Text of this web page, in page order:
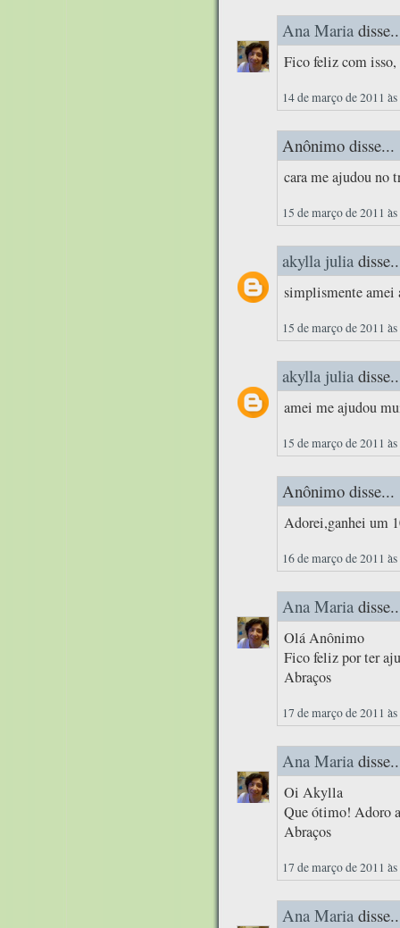
Ana Maria
Fico feliz com
14 de março de 2011
Anônimo disse...
cara me ajudou no
15 de março de 2011
akylla julia
simplismente amei
15 de março de 2011
akylla julia
amei me ajudou
15 de março de 2011
Anônimo disse...
Adorei,ganhei um
16 de março de 2011
Ana Maria
Olá Anônimo
Fico feliz por ter
Abraços
17 de março de 2011
Ana Maria
Oi Akylla
Que ótimo! Adoro
Abraços
17 de março de 2011
Ana Maria